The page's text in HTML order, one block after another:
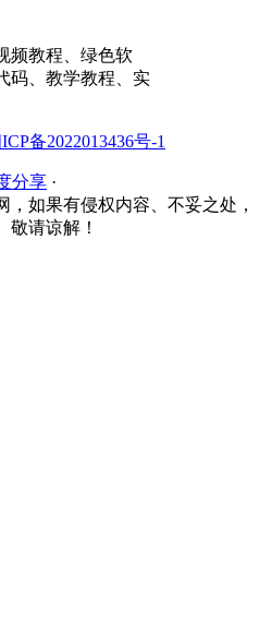
频教程、绿色软
码、教学教程、实
备2022013436号-1
分享 ·
，如果有侵权内容、不妥之处，
敬请谅解！